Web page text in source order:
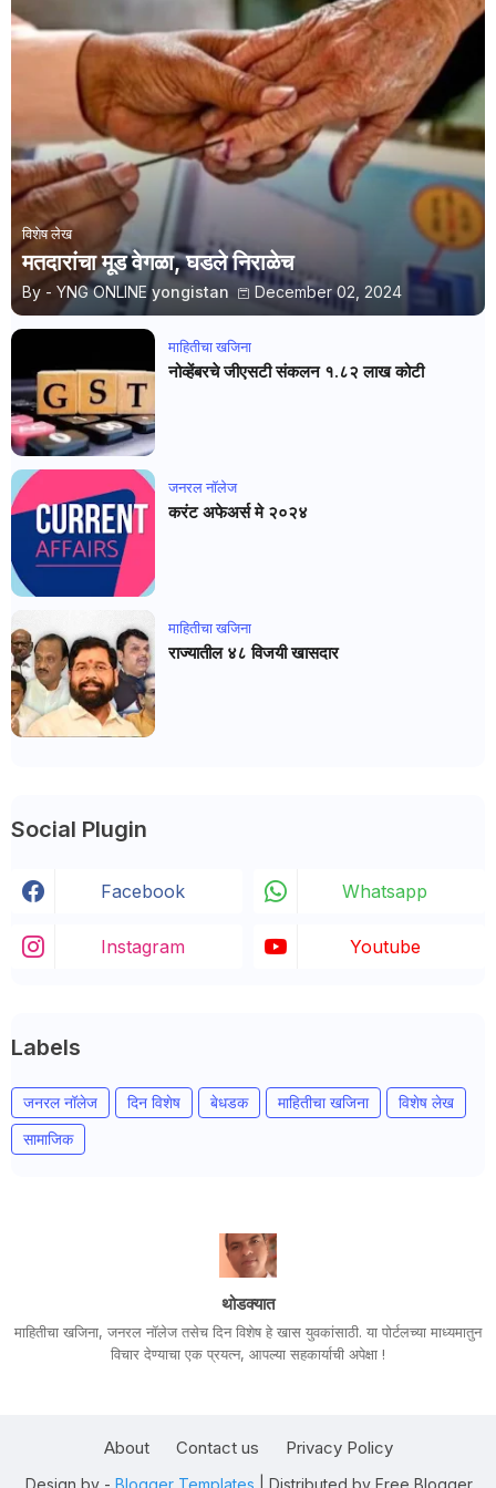
विशेष लेख
मतदारांचा मूड वेगळा, घडले निराळेच
By - YNG ONLINE yongistan December 02, 2024
माहितीचा खजिना
नोव्हेंबरचे जीएसटी संकलन १.८२ लाख कोटी
जनरल नाॅलेज
करंट अफेअर्स मे २०२४
माहितीचा खजिना
राज्यातील ४८ विजयी खासदार
Social Plugin
Facebook Whatsapp
Instagram Youtube
Labels
जनरल नॉलेज दिन विशेष बेधडक माहितीचा खजिना
विशेष लेख
सामाजिक
थोडक्यात
माहितीचा खजिना, जनरल नॉलेज तसेच दिन विशेष हे खास युवकांसाठी. या पोर्टलच्या माध्यमातुन
विचार देण्याचा एक प्रयत्न, आपल्या सहकार्याची अपेक्षा !
Design by - Blogger Templates | Distributed by Free Blogger
About Contact us Privacy Policy